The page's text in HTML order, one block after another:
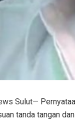
Sulut—
tanda tangan